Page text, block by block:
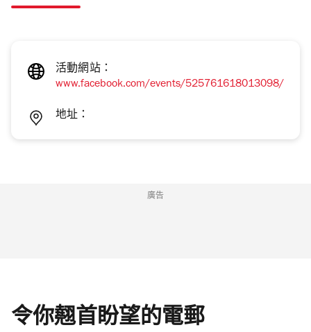
活動網站：
www.facebook.com/events/525761618013098/
地址：
廣告
令你翹首盼望的電郵